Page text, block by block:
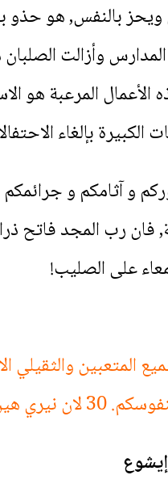
ويحز بالنفس, هو
المدارس وأزالت
الأعمال المرعبة هو
الكبيرة بإلغاء
و آثامكم و جرائمكم
رب المجد فاتح
على الصليب!
مت 11: 28-30